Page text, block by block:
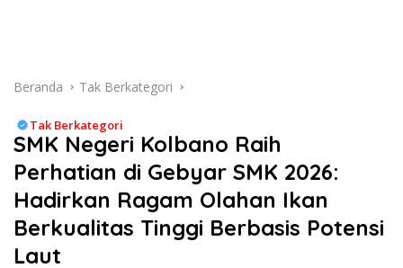
Beranda Tak Berkategori
Tak Berkategori
SMK Negeri Kolbano Raih
Perhatian di Gebyar SMK 2026:
Hadirkan Ragam Olahan Ikan
Berkualitas Tinggi Berbasis Potensi
Laut